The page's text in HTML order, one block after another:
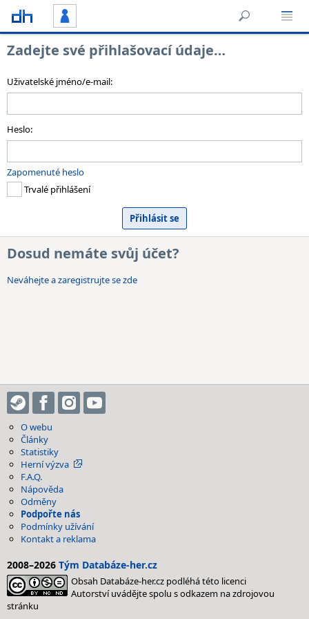
Zadejte své přihlašovací údaje…
Uživatelské jméno/e-mail:
Heslo:
Zapomenuté heslo
Trvalé přihlášení
Dosud nemáte svůj účet?
Neváhejte a zaregistrujte se zde
O webu
Články
Statistiky
Herní výzva
F.A.Q.
Nápověda
Odměny
Podpořte nás
Podmínky užívání
Kontakt a reklama
2008–2026 Tým Databáze-her.cz
Obsah Databáze-her.cz podléhá této licenci
Autorství uvádějte spolu s odkazem na zdrojovou
stránku